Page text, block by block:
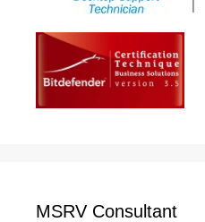
MSRV Consultant